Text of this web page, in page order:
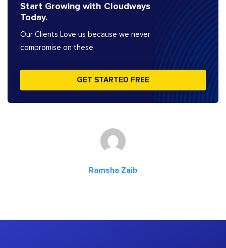
Start Growing with Cloudways
Today.
Our Clients Love us because we never
compromise on these
GET STARTED FREE
Ramsha Zaib